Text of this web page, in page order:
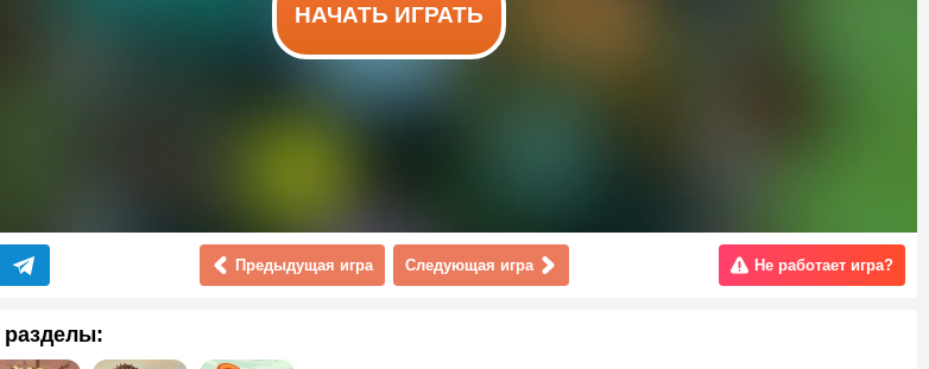
НАЧАТЬ ИГРАТЬ
Предыдущая игра Следующая игра Не работает игра?